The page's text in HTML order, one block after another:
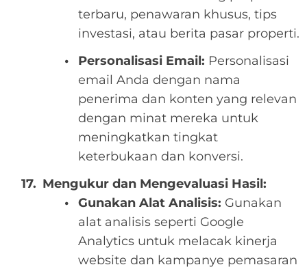
terbaru, penawaran khusus, tips
investasi, atau berita pasar properti.
Personalisasi Email: Personalisasi
email Anda dengan nama
penerima dan konten yang relevan
dengan minat mereka untuk
meningkatkan tingkat
keterbukaan dan konversi.
Mengukur dan Mengevaluasi Hasil:
Gunakan Alat Analisis: Gunakan
alat analisis seperti Google
Analytics untuk melacak kinerja
website dan kampanye pemasaran